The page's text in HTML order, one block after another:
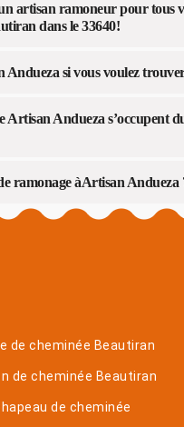
artisan ramoneur pour tous
dans le 33640!
si vous voulez
Andueza s’occupent
ramonage àArtisan Andueza
de cheminée Beautiran
de cheminée Beautiran
de cheminée